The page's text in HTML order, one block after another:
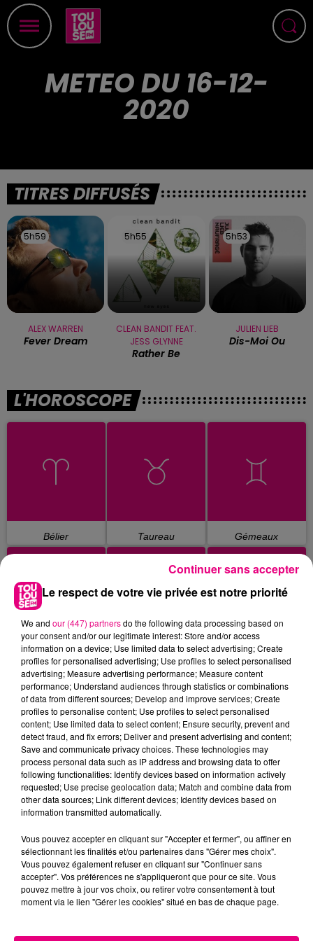
METEO DU 16-12-
2020
TITRES DIFFUSÉS
5h59
5h59
ALEX WARREN
Fever Dream
5h55
5h55
CLEAN BANDIT FEAT.
JESS GLYNNE
Rather Be
5h53
5h53
JULIEN LIEB
Dis-Moi Ou
L'HOROSCOPE
Bélier Taureau Gémeaux
Cancer Lion Vierge
Balance Scorpion Sagittaire
Poissons
Le respect de votre vie privée est notre priorité
We and our (447) partnersdo the following data processing based on
your consent and/or our legitimate interest: Store and/or access
information on a device; Use limited data to select advertising; Create
profiles for personalised advertising; Use profiles to select personalised
advertising; Measure advertising performance; Measure content
performance; Understand audiences through statistics or combinations
of data from different sources; Develop and improve services; Create
profiles to personalise content; Use profiles to select personalised
content; Use limited data to select content; Ensure security, prevent and
detect fraud, and fix errors; Deliver and present advertising and content;
Save and communicate privacy choices. These technologies may
process personal data such as IP address and browsing data to offer
following functionalities: Identify devices based on information actively
requested; Use precise geolocation data; Match and combine data from
other data sources; Link different devices; Identify devices based on
information transmitted automatically.
Vous pouvez accepter en cliquant sur "Accepter et fermer", ou affiner en
sélectionnant les finalités et/ou partenaires dans "Gérer mes choix".
Vous pouvez également refuser en cliquant sur "Continuer sans
accepter". Vos préférences ne s'appliqueront que pour ce site. Vous
pouvez mettre à jour vos choix, ou retirer votre consentement à tout
moment via le lien "Gérer les cookies" situé en bas de chaque page.
Continuer sans accepter